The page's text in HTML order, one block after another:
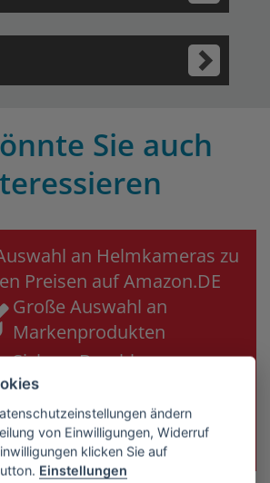
Sie auch
an Helmkameras zu
Preisen auf Amazon.DE
Große Auswahl an
Markenprodukten
Sichere Bezahlung
& Käuferschutz
jetzt auf Amazon ansehen &
sparen!
ändern
von Einwilligungen, Widerruf
klicken Sie auf
Einstellungen